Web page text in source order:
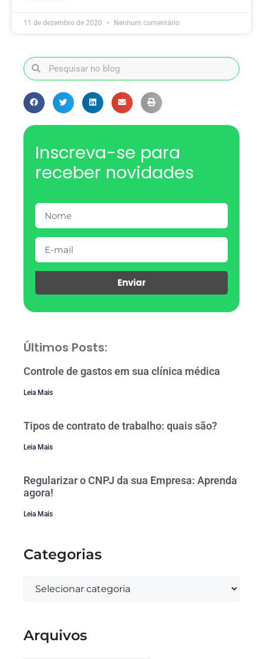
11 de dezembro de 2020 Nenhum comentário
Inscreva-se para
receber novidades
Enviar
Últimos Posts:
Controle de gastos em sua clínica médica
Leia Mais
Tipos de contrato de trabalho: quais são?
Leia Mais
Regularizar o CNPJ da sua Empresa: Aprenda
agora!
Leia Mais
Categorias
Arquivos